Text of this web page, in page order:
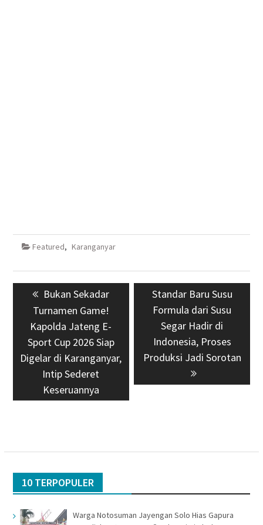
Featured, Karanganyar
Navigasi
Previous
post:
Bukan Sekadar
Turnamen Game!
Kapolda Jateng E-
Sport Cup 2026 Siap
Digelar di Karanganyar,
Intip Sederet
Keseruannya
Next
post:
Standar Baru Susu
Formula dari Susu
Segar Hadir di
Indonesia, Proses
Produksi Jadi Sorotan
10 TERPOPULER
Warga Notosuman Jayengan Solo Hias Gapura